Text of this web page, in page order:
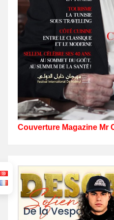
Couverture Magazine Mr